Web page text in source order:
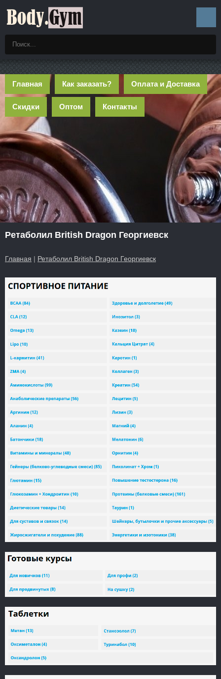
Главная Как заказать? Оплата и Доставка
Скидки Оптом Контакты
Ретаболил British Dragon Георгиевск
Главная | Ретаболил British Dragon Георгиевск